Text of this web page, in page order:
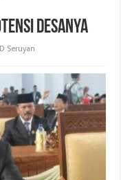
Desanya
Seruyan